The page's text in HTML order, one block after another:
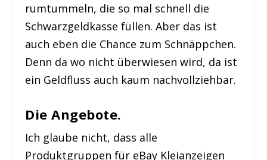
rumtummeln, die so mal schnell die
Schwarzgeldkasse füllen. Aber das ist
auch eben die Chance zum Schnäppchen.
Denn da wo nicht überwiesen wird, da ist
ein Geldfluss auch kaum nachvollziehbar.
Die Angebote.
Ich glaube nicht, dass alle
Produktgruppen für eBay Kleianzeigen